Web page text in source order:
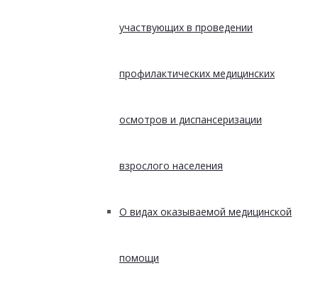
участвующих в проведении
профилактических медицинских
осмотров и диспансеризации
взрослого населения
О видах оказываемой медицинской
помощи